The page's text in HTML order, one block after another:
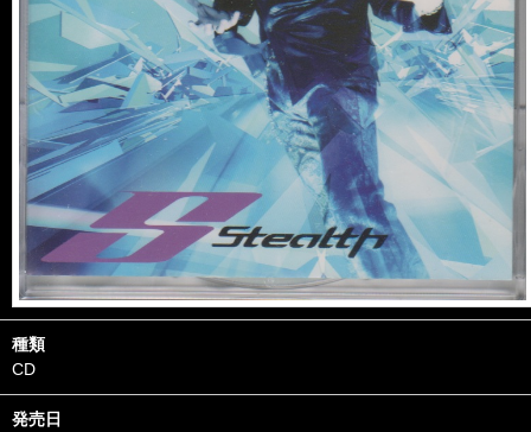
種類
CD
発売日